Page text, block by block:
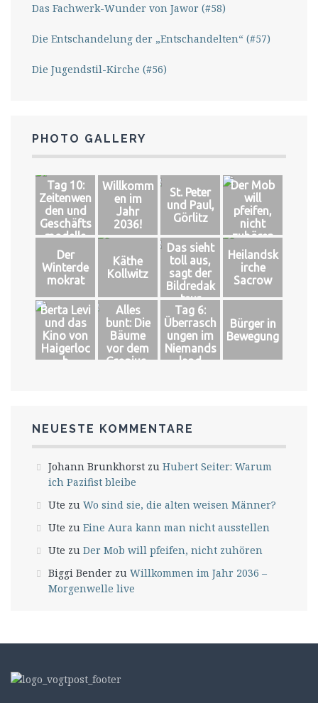
Das Fachwerk-Wunder von Jawor (#58)
Die Entschandelung der „Entschandelten“ (#57)
Die Jugendstil-Kirche (#56)
PHOTO GALLERY
Tag 10:
Zeitenwen
den und
Geschäfts
modelle
Willkomm
en im
Jahr
2036!
St. Peter
und Paul,
Görlitz
Der Mob
will
pfeifen,
nicht
zuhören
Der
Winterde
mokrat
Käthe
Kollwitz
Das sieht
toll aus,
sagt der
Bildredak
teur
Heilandsk
irche
Sacrow
Berta Levi
und das
Kino von
Haigerloc
h
Alles
bunt: Die
Bäume
vor dem
Gropius-
Tag 6:
Überrasch
ungen im
Niemands
land
Bürger in
Bewegung
NEUESTE KOMMENTARE
Johann Brunkhorst zu Hubert Seiter: Warum
ich Pazifist bleibe
Ute zu Wo sind sie, die alten weisen Männer?
Ute zu Eine Aura kann man nicht ausstellen
Ute zu Der Mob will pfeifen, nicht zuhören
Biggi Bender zu Willkommen im Jahr 2036 –
Morgenwelle live